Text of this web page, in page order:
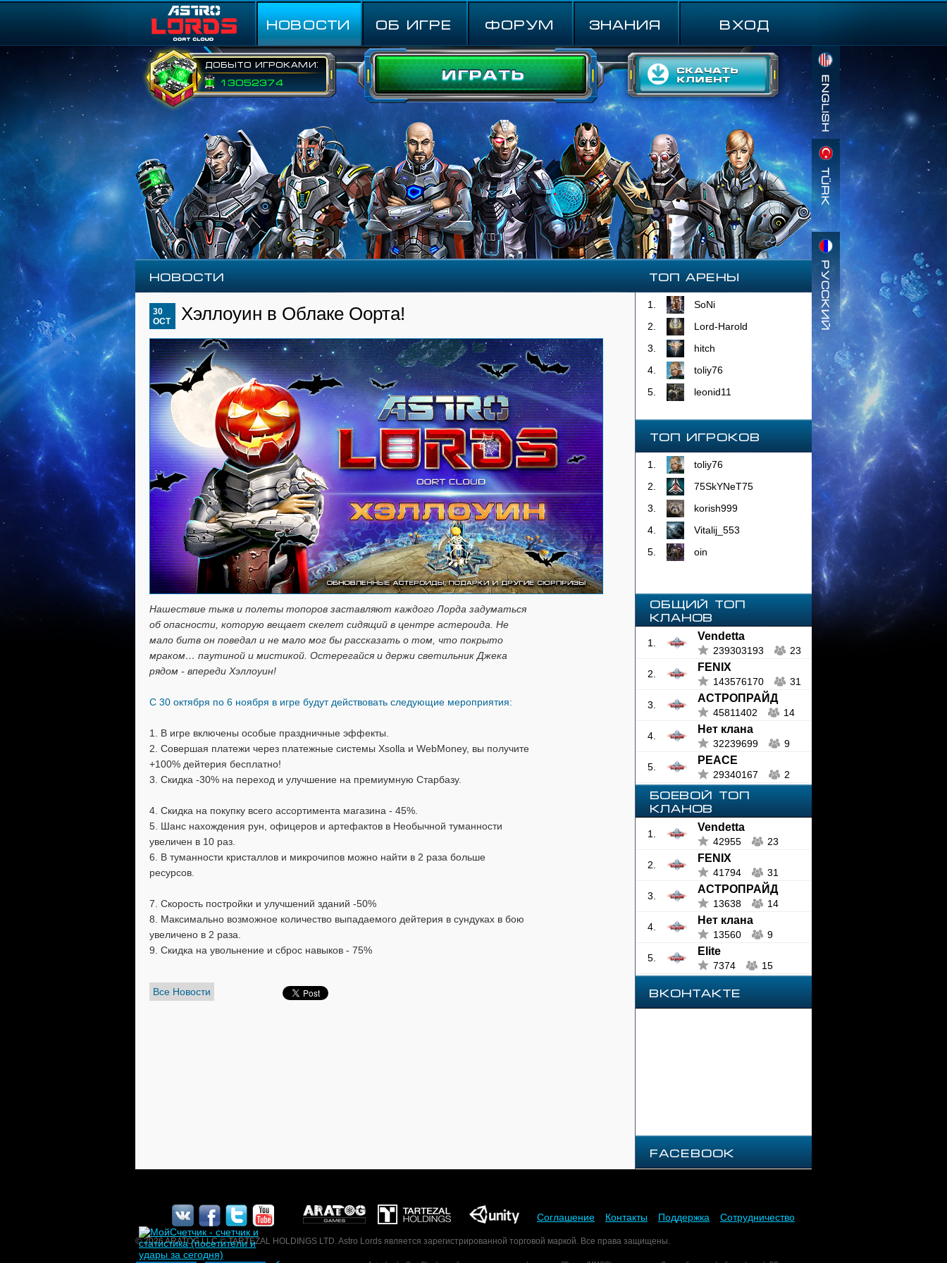
ВХОД
Знания
ФОРУМ
ОБ ИГРЕ
НОВОСТИ
Добыто игроками:
13052374
Новости Топ Арены
Хэллоуин в Облаке Оорта!
30
OCT
Нашествие тыкв и полеты топоров заставляют каждого Лорда задуматься
об опасности, которую вещает скелет сидящий в центре астероида. Не
мало битв он поведал и не мало мог бы рассказать о том, что покрыто
мраком… паутиной и мистикой. Остерегайся и держи светильник Джека
рядом - впереди Хэллоуин!
С 30 октября по 6 ноября в игре будут действовать следующие мероприятия:
1. В игре включены особые праздничные эффекты.
2. Совершая платежи через платежные системы Xsolla и WebMoney, вы получите
+100% дейтерия бесплатно!
3. Скидка -30% на переход и улучшение на премиумную Старбазу.
4. Скидка на покупку всего ассортимента магазина - 45%.
5. Шанс нахождения рун, офицеров и артефактов в Необычной туманности
увеличен в 10 раз.
6. В туманности кристаллов и микрочипов можно найти в 2 раза больше
ресурсов.
7. Скорость постройки и улучшений зданий -50%
8. Максимально возможное количество выпадаемого дейтерия в сундуках в бою
увеличено в 2 раза.
9. Скидка на увольнение и сброс навыков - 75%
Все Новости
1.
SoNi
2.
Lord-Harold
3.
hitch
4.
toliy76
5.
leonid11
Топ Игроков
1.
toliy76
2.
75SkYNeT75
3.
korish999
4.
Vitalij_553
5.
oin
ОБЩИЙ ТОП
КЛАНОВ
1.
Vendetta
239303193 23
2.
FENIX
143576170 31
3.
АСТРОПРАЙД
45811402 14
4.
Нет клана
32239699 9
5.
PEACE
29340167 2
БОЕВОЙ ТОП
КЛАНОВ
1.
Vendetta
42955 23
2.
FENIX
41794 31
3.
АСТРОПРАЙД
13638 14
4.
Нет клана
13560 9
5.
Elite
7374 15
ВКОНТАКТЕ
Facebook
Соглашение Контакты Поддержка Сотрудничество
© 2026 ARATOG LLC © TARTEZAL HOLDINGS LTD. Astro Lords является зарегистрированной торговой маркой. Все права защищены.